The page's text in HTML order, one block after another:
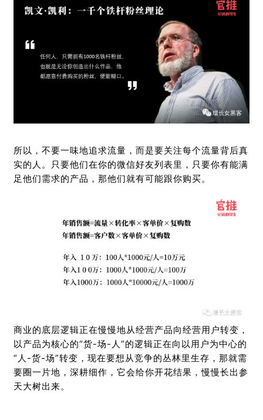
所以，不要一味地追求流量，而是要关注每个流量背后真
实的人。只要他们在你的微信好友列表里，只要你有能满
足他们需求的产品，那他们就有可能跟你购买。
商业的底层逻辑正在慢慢地从经营产品向经营用户转变，
以产品为核心的“货-场-人”的逻辑正在向以用户为中心的
“人-货-场”转变，现在要想从竞争的丛林里生存，那就需
要圈一片地，深耕细作，它会给你开花结果，慢慢长出参
天大树出来。